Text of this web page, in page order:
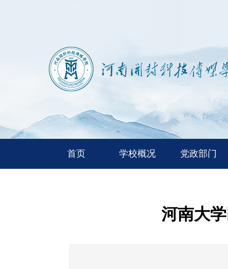
首页 学校概况 党政部门
河南大